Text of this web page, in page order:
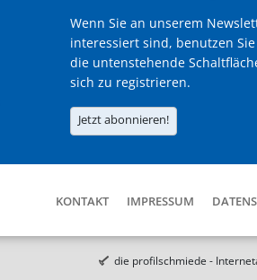
Wenn Sie an unserem
interessiert sind, benutzen
die untenstehende
sich zu registrieren.
Jetzt abonnieren!
KONTAKT IMPRESSUM
die profilschmiede -